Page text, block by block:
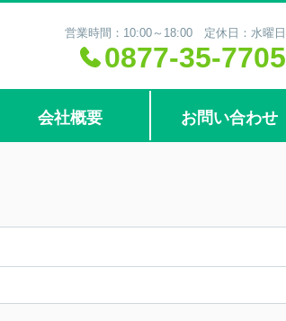
営業時間：10:00～18:00 定休日：水曜日
0877-35-7705
会社概要 お問い合わせ